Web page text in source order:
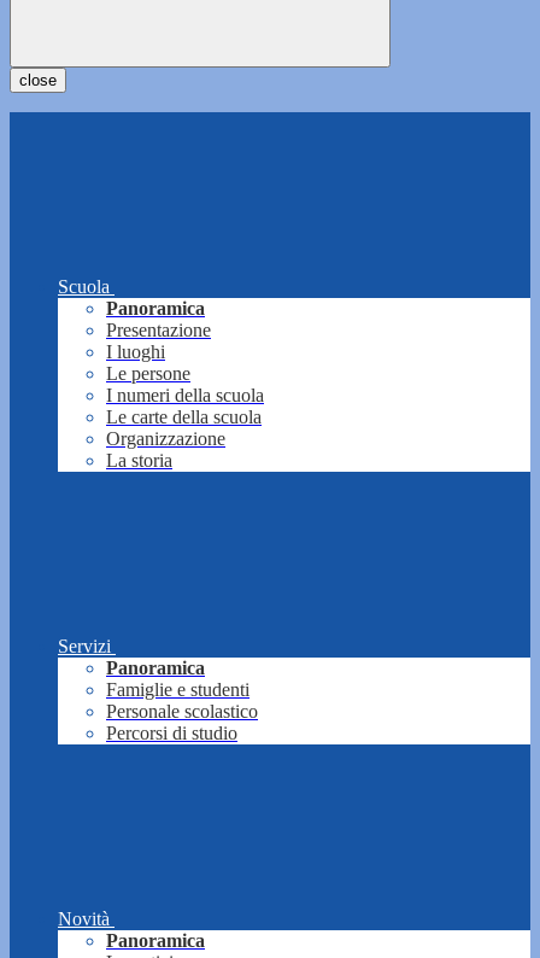
close
Scuola
Panoramica
Presentazione
I luoghi
Le persone
I numeri della scuola
Le carte della scuola
Organizzazione
La storia
Servizi
Panoramica
Famiglie e studenti
Personale scolastico
Percorsi di studio
Novità
Panoramica